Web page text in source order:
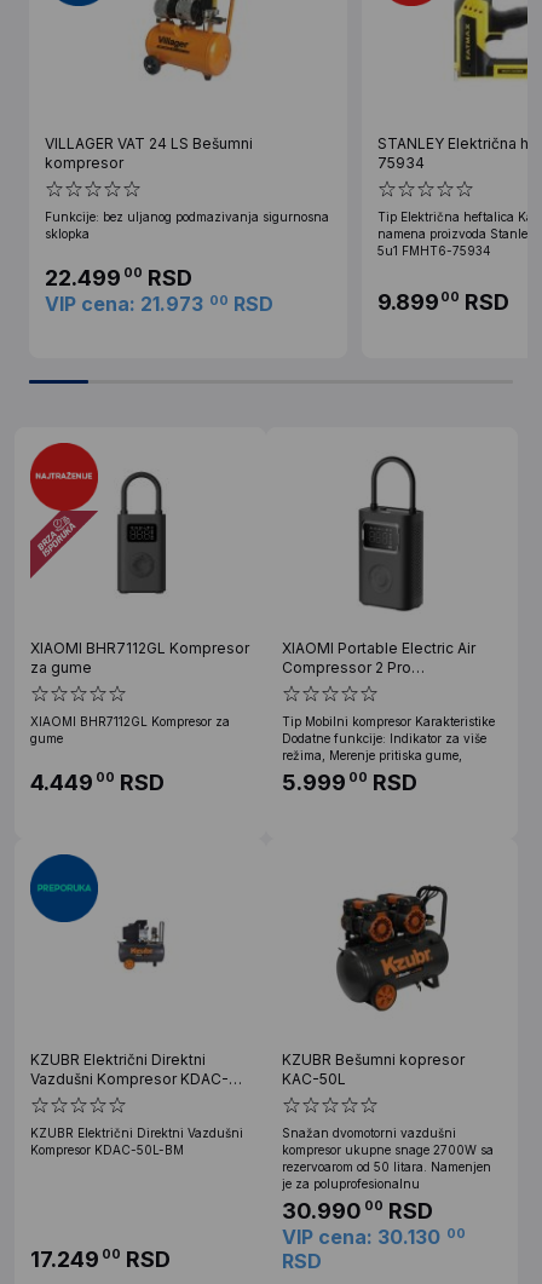
VILLAGER VAT 24 LS Bešumni
kompresor
Funkcije: bez uljanog podmazivanja sigurnosna
sklopka
22.499 00 RSD
VIP cena: 21.973 00 RSD
STANLEY Električna
75934
Tip Električna heftalica
namena proizvoda Stanley
5u1 FMHT6-75934
9.899 00 RSD
XIAOMI BHR7112GL Kompresor
za gume
XIAOMI BHR7112GL Kompresor za
gume
4.449 00 RSD
XIAOMI Portable Electric Air
Compressor 2 Pro
BHR9099GL
Tip Mobilni kompresor Karakteristike
Dodatne funkcije: Indikator za više
režima, Merenje pritiska gume,
5.999 00 RSD
KZUBR Električni Direktni
Vazdušni Kompresor KDAC-
50L-BM
KZUBR Električni Direktni Vazdušni
Kompresor KDAC-50L-BM
17.249 00 RSD
KZUBR Bešumni kopresor
KAC-50L
Snažan dvomotorni vazdušni
kompresor ukupne snage 2700W sa
rezervoarom od 50 litara. Namenjen
je za poluprofesionalnu
30.990 00 RSD
VIP cena: 30.130 00
RSD